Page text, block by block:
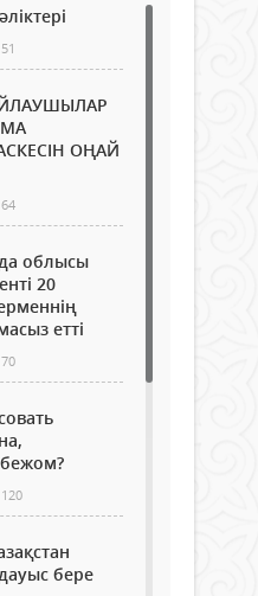
51
ОҢАЙ
64
облысы
20
етті
70
120
бере